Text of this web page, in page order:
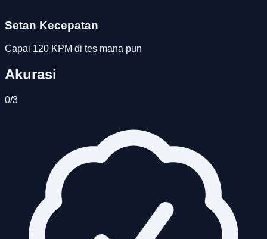
Setan Kecepatan
Capai 120 KPM di tes mana pun
Akurasi
0/3